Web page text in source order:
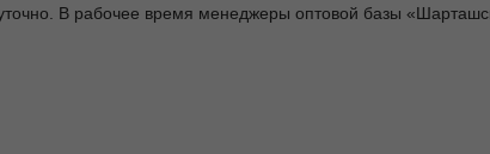
В рабочее время менеджеры оптовой базы